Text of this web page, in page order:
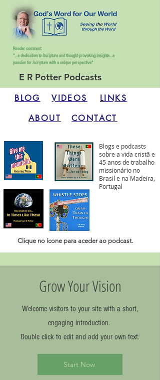
Reader comment:
"...a dedication to Scripture and thought-provoking insights...a
passion for Scripture with a unique perspective"
BLOG VIDEOS
LINKS
ABOUT
CONTACT
Blogs e podcasts
sobre a vida cristã e
45 anos de trabalho
missionário no
Brasil e na Madeira,
Portugal
Clique no ícone para aceder ao podcast.
E R Potter Podcasts
Grow Your Vision
Welcome visitors to your site with a short,
engaging introduction.
Double click to edit and add your own text.
Start Now